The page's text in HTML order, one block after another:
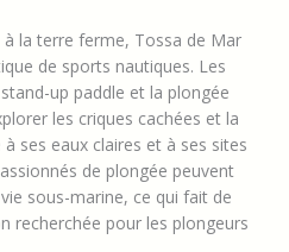
à la terre ferme, Tossa de Mar
de sports nautiques. Les
up paddle et la plongée
les criques cachées et la
ses eaux claires et à ses sites
de plongée peuvent
sous-marine, ce qui fait de
recherchée pour les plongeurs